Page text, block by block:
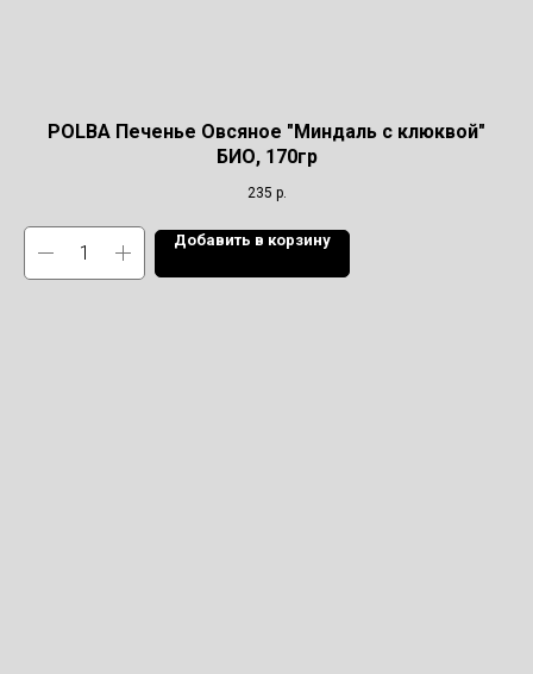
POLBA Печенье Овсяное "Миндаль с клюквой"
БИО, 170гр
235 р.
Добавить в корзину